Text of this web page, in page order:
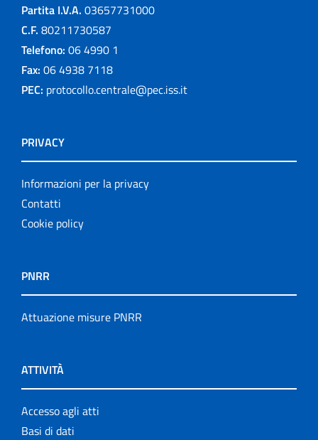
Partita I.V.A. 03657731000
C.F. 80211730587
Telefono: 06 4990 1
Fax: 06 4938 7118
PEC: protocollo.centrale@pec.iss.it
PRIVACY
Informazioni per la privacy
Contatti
Cookie policy
PNRR
Attuazione misure PNRR
ATTIVITÀ
Accesso agli atti
Basi di dati